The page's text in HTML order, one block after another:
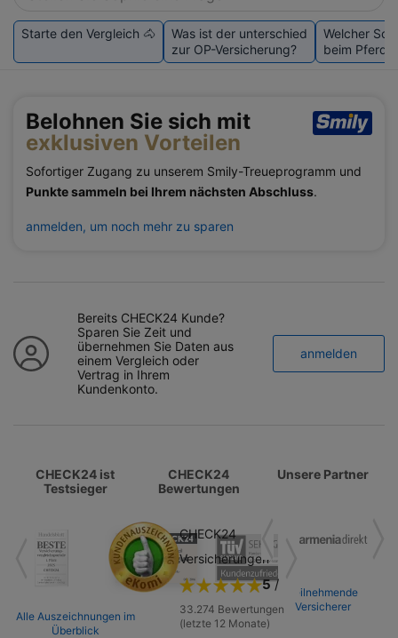
Starte den Vergleich 🐴
Was ist der unterschied
zur OP-Versicherung?
Welcher
beim Pferd
Belohnen Sie sich mit
exklusiven Vorteilen
Sofortiger Zugang zu unserem Smily-Treueprogramm und
Punkte sammeln bei Ihrem nächsten Abschluss.
anmelden, um noch mehr zu sparen
Bereits CHECK24 Kunde?
Sparen Sie Zeit und
übernehmen Sie Daten aus
einem Vergleich oder
Vertrag in Ihrem
Kundenkonto.
anmelden
Testsieger, Kundenbewertungen und
CHECK24 ist
Testsieger
Alle Auszeichnungen im
Überblick
CHECK24
Bewertungen
CHECK24
Versicherungen
5/
33.274 Bewertungen
(letzte 12 Monate)
Unsere Partner
Teilnehmende
Versicherer